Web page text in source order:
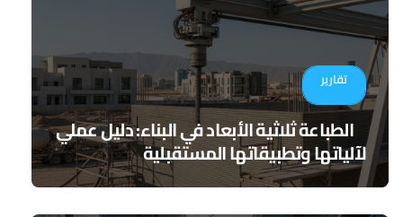
تقارير
الطباعة ثلاثية الأبعاد في البناء: دليل عملي
لآلياتها وتطبيقاتها المستقبلية